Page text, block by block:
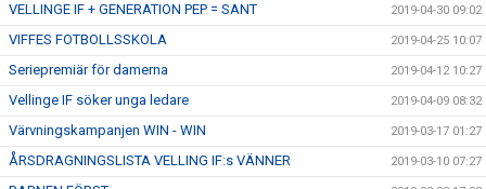
VELLINGE IF + GENERATION PEP = SANT 2019-04-30 09:02
VIFFES FOTBOLLSSKOLA 2019-04-25 10:07
Seriepremiär för damerna 2019-04-12 10:27
Vellinge IF söker unga ledare 2019-04-09 08:32
Värvningskampanjen WIN - WIN 2019-03-17 01:27
ÅRSDRAGNINGSLISTA VELLING IF:s VÄNNER 2019-03-10 07:27